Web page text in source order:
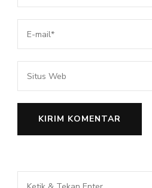
Mencari